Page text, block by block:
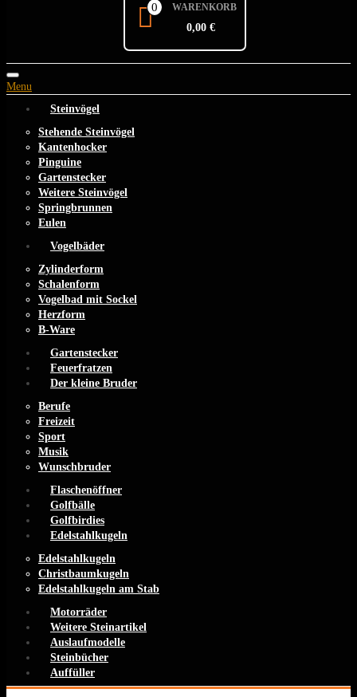
0 WARENKORB
0,00 €
Toggle
navigation
Menu
Steinvögel
Stehende Steinvögel
Kantenhocker
Pinguine
Gartenstecker
Weitere Steinvögel
Springbrunnen
Eulen
Vogelbäder
Zylinderform
Schalenform
Vogelbad mit Sockel
Herzform
B-Ware
Gartenstecker
Feuerfratzen
Der kleine Bruder
Berufe
Freizeit
Sport
Musik
Wunschbruder
Flaschenöffner
Golfbälle
Golfbirdies
Edelstahlkugeln
Edelstahlkugeln
Christbaumkugeln
Edelstahlkugeln am Stab
Motorräder
Weitere Steinartikel
Auslaufmodelle
Steinbücher
Auffüller